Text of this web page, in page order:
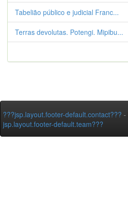
Tabelião público e judicial Franc...
Terras devolutas. Potengi. Mipibu...
???jsp.layout.footer-default.contact??? -
jsp.layout.footer-default.team???